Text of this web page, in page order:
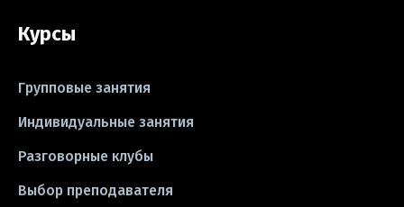
#песни
#школа #игры
#CV #резюме
#idioms #эссе
Курсы
Групповые занятия
Индивидуальные занятия
Разговорные клубы
Выбор преподавателя